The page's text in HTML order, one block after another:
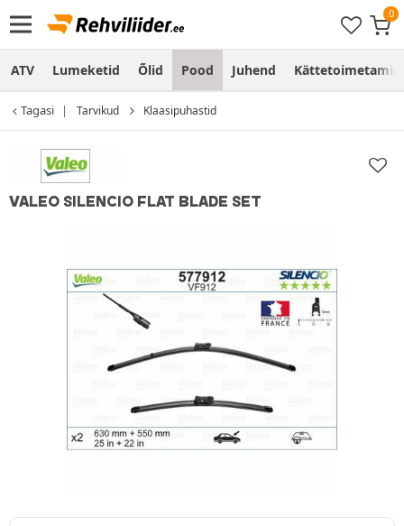
ATV Lumeketid Õlid Pood Juhend
Tagasi Tarvikud Klaasipuhastid
VALEO SILENCIO FLAT BLADE SET